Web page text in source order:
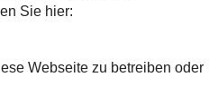
Sie hier:
Webseite zu betreiben oder